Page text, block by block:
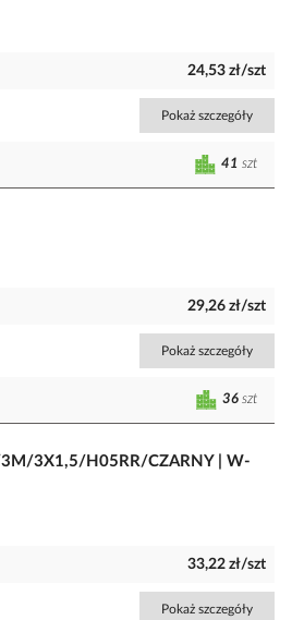
24,53 zł/szt
Pokaż szczegóły
41 szt
29,26 zł/szt
Pokaż szczegóły
36 szt
3M/3X1,5/H05RR/CZARNY | W-
33,22 zł/szt
Pokaż szczegóły